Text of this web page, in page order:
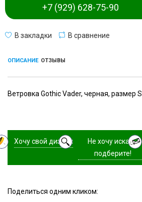
+7 (929) 628-75-90
В закладки В сравнение
ОПИСАНИЕ ОТЗЫВЫ
Ветровка Gothic Vader, черная, размер S
Хочу свой дизайн
Не хочу искать,
подберите!
Поделиться одним кликом: